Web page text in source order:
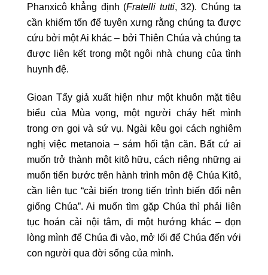
Phanxicô khẳng định (Fratelli tutti, 32). Chúng ta
cần khiếm tốn để tuyên xưng rằng chúng ta được
cứu bởi một Ai khác – bởi Thiên Chúa và chúng ta
được liên kết trong một ngôi nhà chung của tình
huynh đệ.
Gioan Tẩy giả xuất hiện như một khuôn mặt tiêu
biểu của Mùa vọng, một người cháy hết mình
trong ơn gọi và sứ vụ. Ngài kêu gọi cách nghiêm
nghị việc metanoia – sám hối tận căn. Bất cứ ai
muốn trở thành một kitô hữu, cách riêng những ai
muốn tiến bước trên hành trình môn đệ Chúa Kitô,
cần liên tục “cải biến trong tiến trình biến đổi nên
giống Chúa”. Ai muốn tìm gặp Chúa thì phải liên
tục hoán cải nội tâm, đi một hướng khác – dọn
lòng mình để Chúa đi vào, mở lối để Chúa đến với
con người qua đời sống của mình.